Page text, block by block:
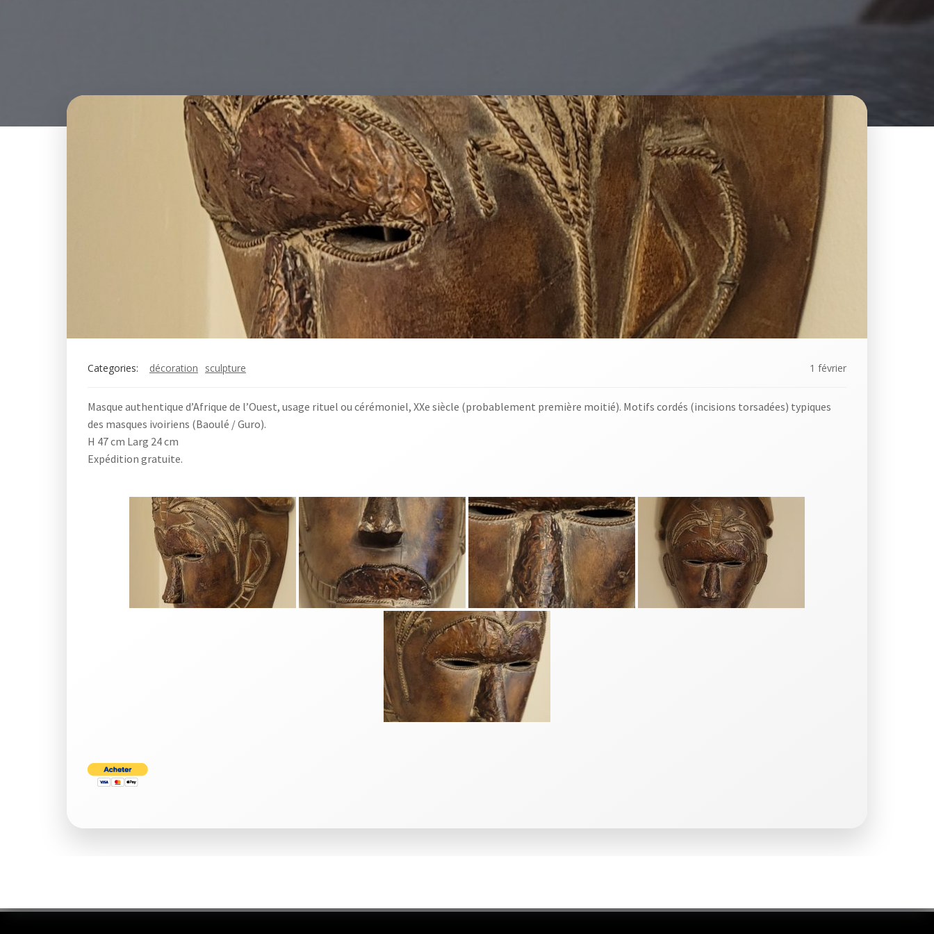
Categories: décoration sculpture 1 février
Masque authentique d’Afrique de l’Ouest, usage rituel ou cérémoniel, XXe siècle (probablement première moitié). Motifs cordés (incisions torsadées) typiques
des masques ivoiriens (Baoulé / Guro).
H 47 cm Larg 24 cm
Expédition gratuite.